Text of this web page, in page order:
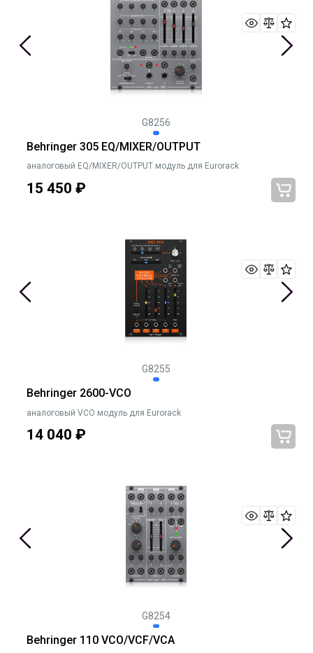
G8256
Behringer 305 EQ/MIXER/OUTPUT
аналоговый EQ/MIXER/OUTPUT модуль для Eurorack
15 450 ₽
G8255
Behringer 2600-VCO
аналоговый VCO модуль для Eurorack
14 040 ₽
G8254
Behringer 110 VCO/VCF/VCA